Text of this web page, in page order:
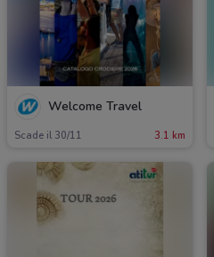
Welcome Travel
Scade il 30/11 3.1 km